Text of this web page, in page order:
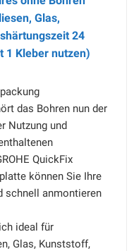
Glas,
24
1 Kleber nutzen)
das Bohren nun der
Nutzung und
QuickFix
können Sie Ihre
schnell anmontieren
ideal für
Glas, Kunststoff,